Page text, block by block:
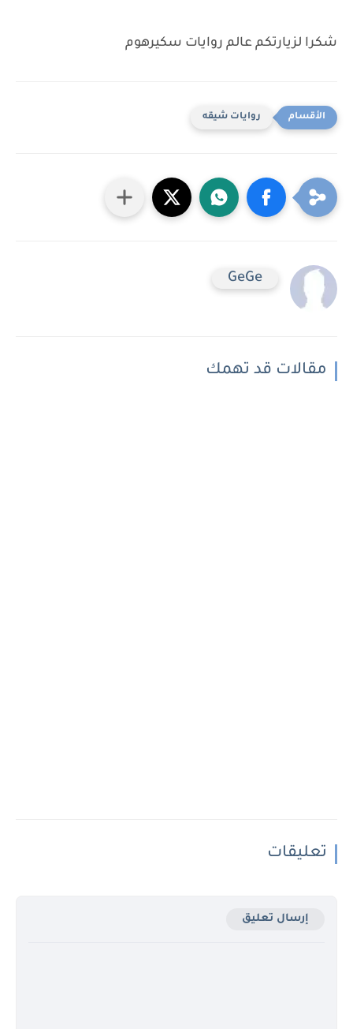
شكرا لزيارتكم عالم روايات سكيرهوم
روايات شيقه
GeGe
مقالات قد تهمك
تعليقات
إرسال تعليق